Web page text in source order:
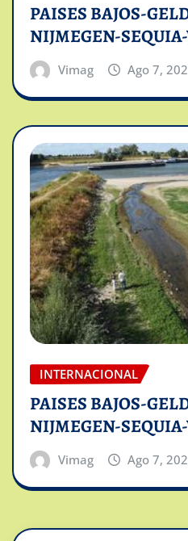
PAISES BAJOS-
NIJMEGEN-
Vimag Ago 7,
INTERNACIONAL
PAISES BAJOS-
NIJMEGEN-
Vimag Ago 7,